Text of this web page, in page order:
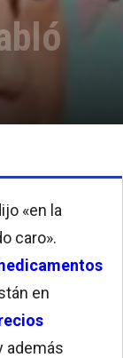
«en la
caro».
en
además